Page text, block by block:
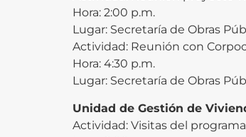
Hora: 2:00 p.m.
Lugar: Secretaría de Obras
Actividad: Reunión con
Hora: 4:30 p.m.
Lugar: Secretaría de Obras
Unidad de Gestión de
Actividad: Visitas del